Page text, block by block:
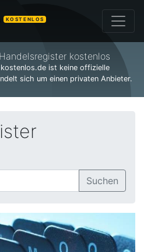
KOSTENLOS
kostenlos
ist keine offizielle
sich um einen privaten Anbieter.
Suchen